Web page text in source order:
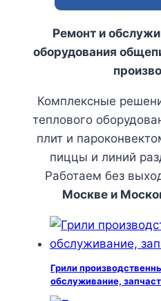
Ремонт и
оборудования
Комплексные
теплового
плит и
пиццы и линий
Работаем без
Москве и
Грили
обслуживание,